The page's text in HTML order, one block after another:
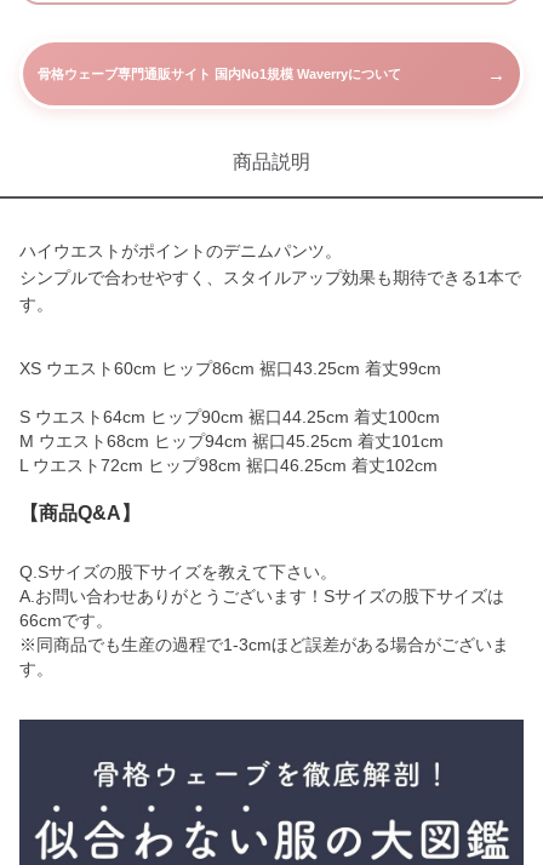
骨格ウェーブ専門通販サイト 国内No1規模 Waverryについて →
商品説明
ハイウエストがポイントのデニムパンツ。
シンプルで合わせやすく、スタイルアップ効果も期待できる1本で
す。
XS ウエスト60cm ヒップ86cm 裾口43.25cm 着丈99cm
S ウエスト64cm ヒップ90cm 裾口44.25cm 着丈100cm
M ウエスト68cm ヒップ94cm 裾口45.25cm 着丈101cm
L ウエスト72cm ヒップ98cm 裾口46.25cm 着丈102cm
【商品Q&A】
Q.Sサイズの股下サイズを教えて下さい。
A.お問い合わせありがとうございます！Sサイズの股下サイズは
66cmです。
※同商品でも生産の過程で1-3cmほど誤差がある場合がございま
す。